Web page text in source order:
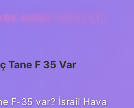
HANGI UÇAKLAR
Tane F 35 Var
F-35 var? İsrail Hava